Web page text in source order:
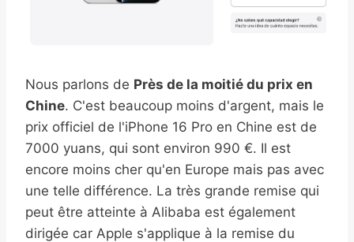
Nous parlons de Près de la moitié du prix en
Chine. C'est beaucoup moins d'argent, mais le
prix officiel de l'iPhone 16 Pro en Chine est de
7000 yuans, qui sont environ 990 €. Il est
encore moins cher qu'en Europe mais pas avec
une telle différence. La très grande remise qui
peut être atteinte à Alibaba est également
dirigée car Apple s'applique à la remise du